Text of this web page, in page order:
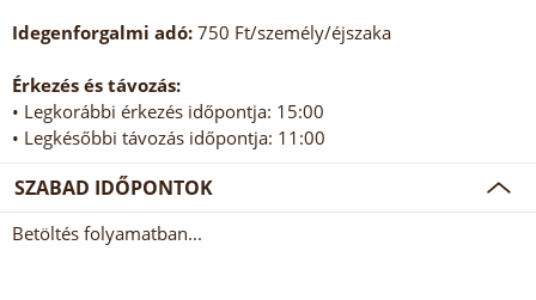
Idegenforgalmi adó: 750 Ft/személy/éjszaka
Érkezés és távozás:
• Legkorábbi érkezés időpontja: 15:00
• Legkésőbbi távozás időpontja: 11:00
SZABAD IDŐPONTOK
Betöltés folyamatban...